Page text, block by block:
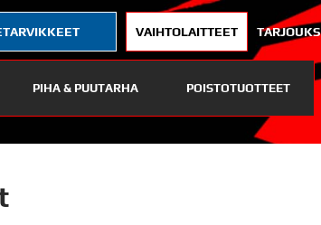
VAIHTOLAITTEET
PIHA & PUUTARHA POISTOTUOTTEET